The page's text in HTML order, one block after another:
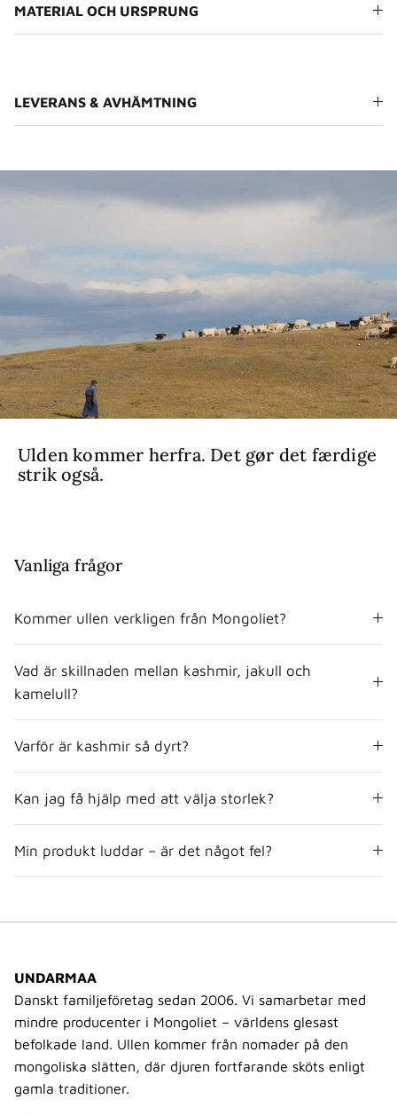
MATERIAL OCH URSPRUNG
LEVERANS & AVHÄMTNING
Ulden kommer herfra. Det gør det færdige
strik også.
Vanliga frågor
Kommer ullen verkligen från Mongoliet?
Vad är skillnaden mellan kashmir, jakull och
kamelull?
Varför är kashmir så dyrt?
Kan jag få hjälp med att välja storlek?
Min produkt luddar – är det något fel?
UNDARMAA
Danskt familjeföretag sedan 2006. Vi samarbetar med
mindre producenter i Mongoliet – världens glesast
befolkade land. Ullen kommer från nomader på den
mongoliska slätten, där djuren fortfarande sköts enligt
gamla traditioner.